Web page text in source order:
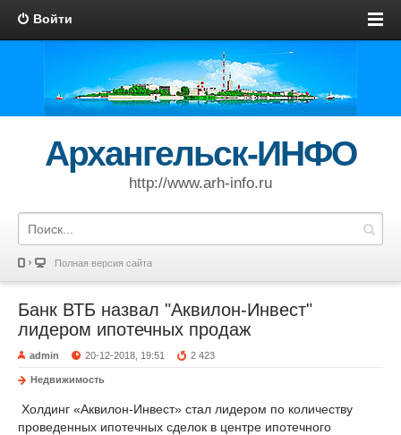
Войти
Архангельск-ИНФО
http://www.arh-info.ru
Полная версия сайта
Банк ВТБ назвал "Аквилон-Инвест"
лидером ипотечных продаж
admin 20-12-2018, 19:51 2 423
Недвижимость
Холдинг «Аквилон-Инвест» стал лидером по количеству
проведенных ипотечных сделок в центре ипотечного